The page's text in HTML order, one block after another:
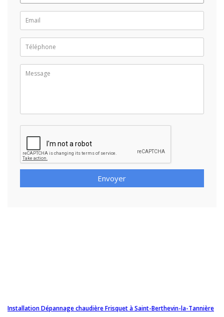
Envoyer
Installation Dépannage chaudière Frisquet à Saint-Berthevin-la-Tannière